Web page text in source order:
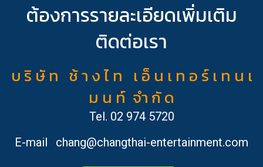
ต้องการรายละเอียดเพิ่มเติม
ติดต่อเรา
บ ริ ษั ท ช้ า ง ไ ท เ อ็ น เ ท อ ร์ เ ท น เ
ม น ท์ จำ กั ด
Tel. 02 974 5720
E-mail
chang@changthai-entertainment.com